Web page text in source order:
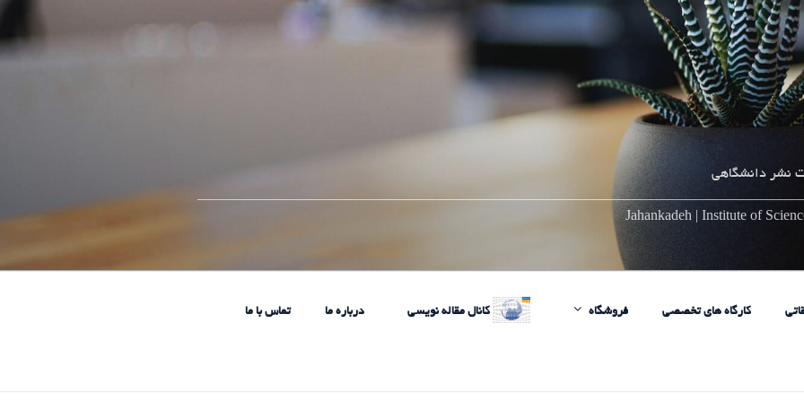
نشر دانشگاهی
Jahankadeh | Institute of
کارگاه های تخصصی فروشگاه کانال مقاله نویسی درباره ما تماس با ما